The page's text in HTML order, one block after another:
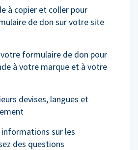
à copier et coller pour
de don sur votre site
formulaire de don pour
à votre marque et à votre
devises, langues et
informations sur les
des questions